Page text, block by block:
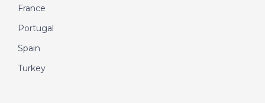
France
Portugal
Spain
Turkey